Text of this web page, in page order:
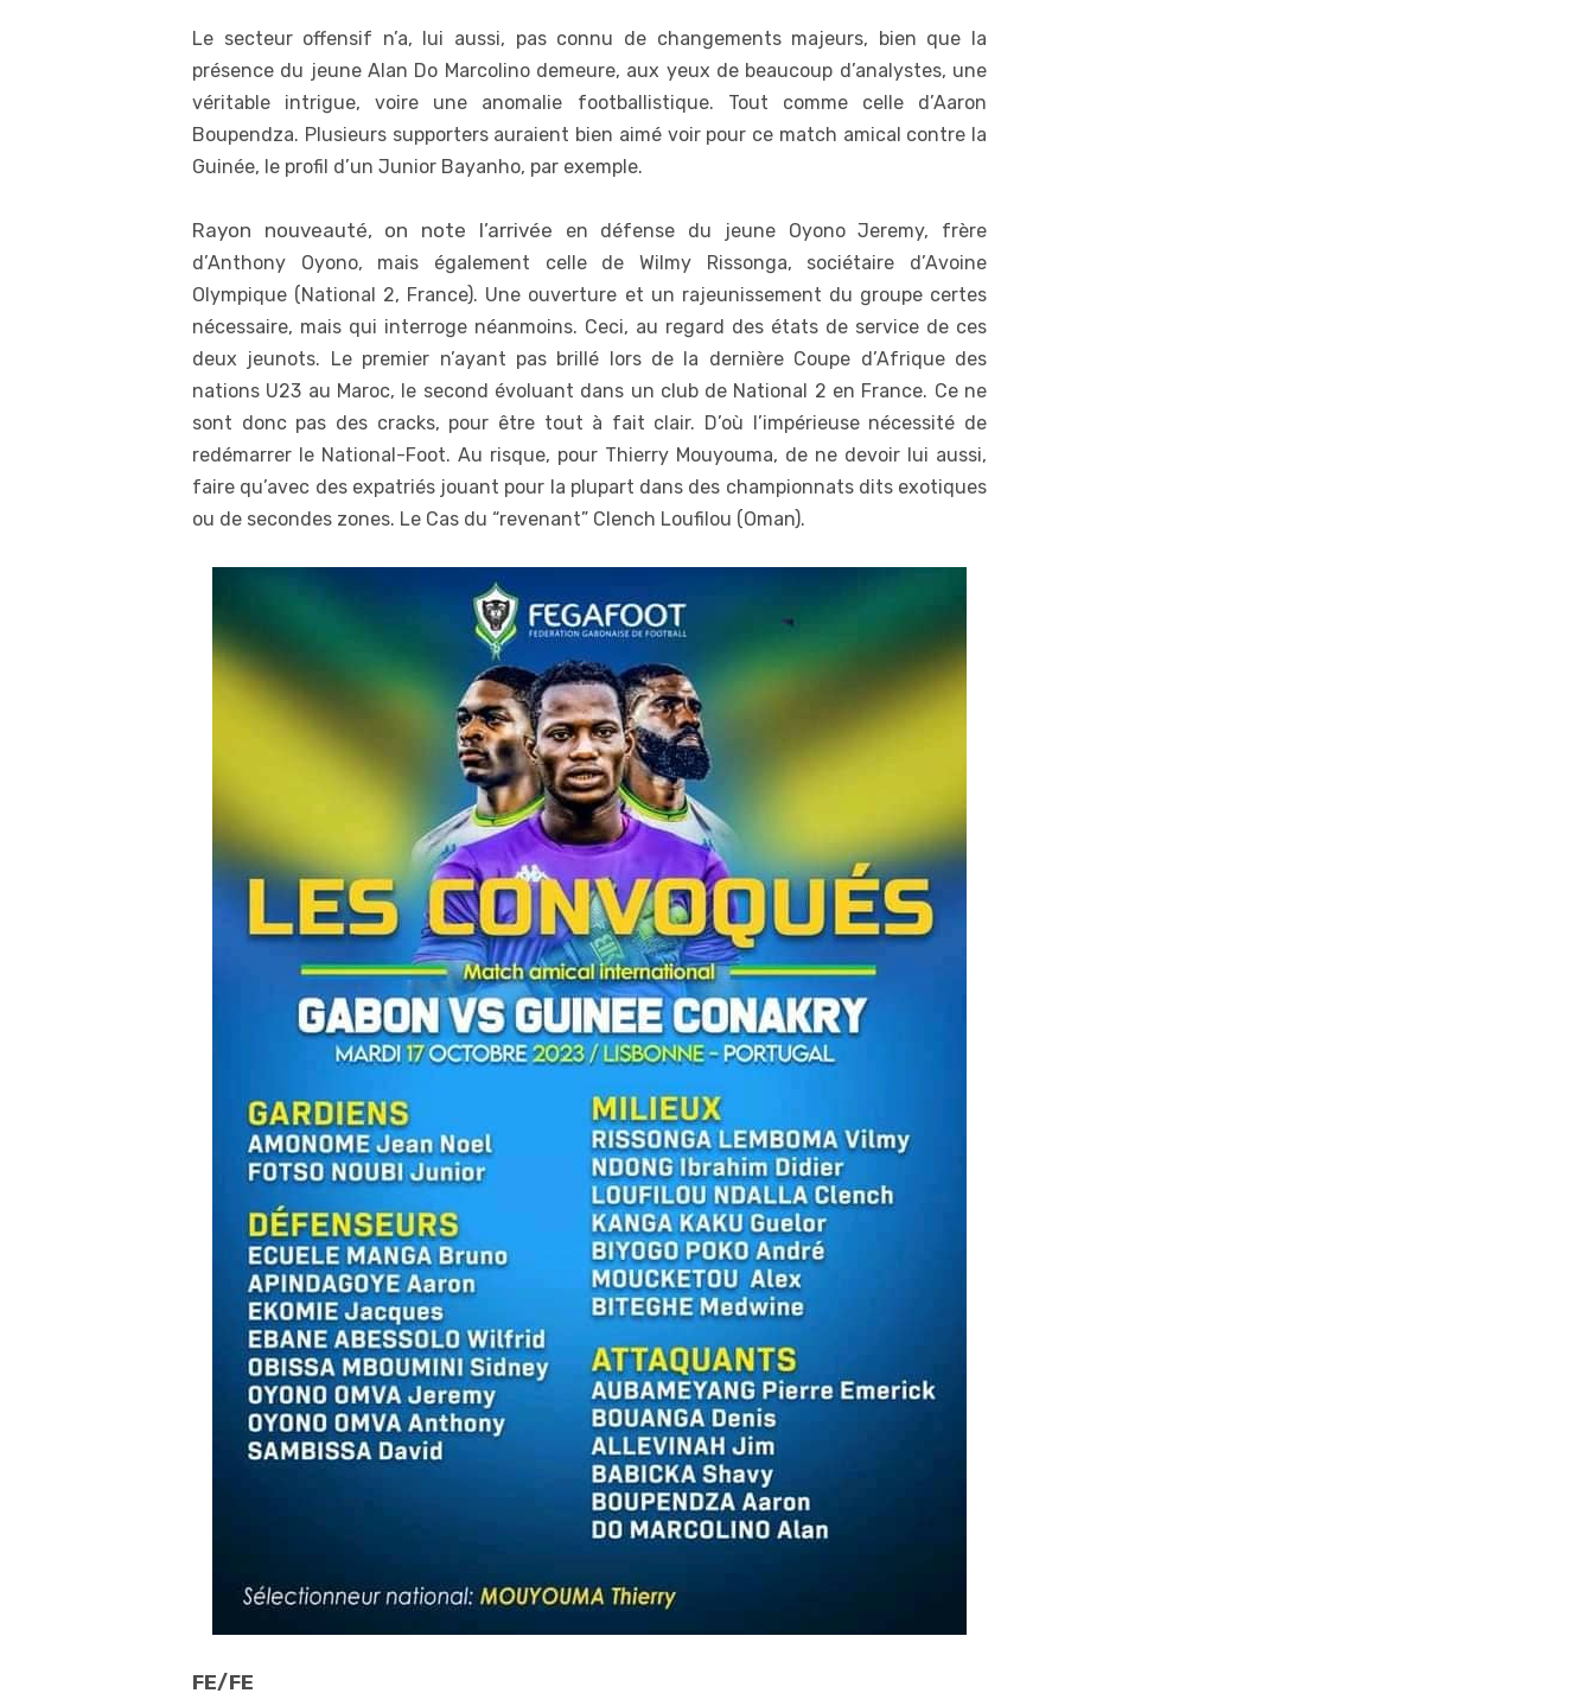
Le secteur offensif n’a, lui aussi, pas connu de changements majeurs, bien que la
présence du jeune Alan Do Marcolino demeure, aux yeux de beaucoup d’analystes, une
véritable intrigue, voire une anomalie footballistique. Tout comme celle d’Aaron
Boupendza. Plusieurs supporters auraient bien aimé voir pour ce match amical contre la
Guinée, le profil d’un Junior Bayanho, par exemple.
Rayon nouveauté, on note l’arrivée en défense du jeune Oyono Jeremy, frère
d’Anthony Oyono, mais également celle de Wilmy Rissonga, sociétaire d’Avoine
Olympique (National 2, France). Une ouverture et un rajeunissement du groupe certes
nécessaire, mais qui interroge néanmoins. Ceci, au regard des états de service de ces
deux jeunots. Le premier n’ayant pas brillé lors de la dernière Coupe d’Afrique des
nations U23 au Maroc, le second évoluant dans un club de National 2 en France. Ce ne
sont donc pas des cracks, pour être tout à fait clair. D’où l’impérieuse nécessité de
redémarrer le National-Foot. Au risque, pour Thierry Mouyouma, de ne devoir lui aussi,
faire qu’avec des expatriés jouant pour la plupart dans des championnats dits exotiques
ou de secondes zones. Le Cas du “revenant” Clench Loufilou (Oman).
FE/FE